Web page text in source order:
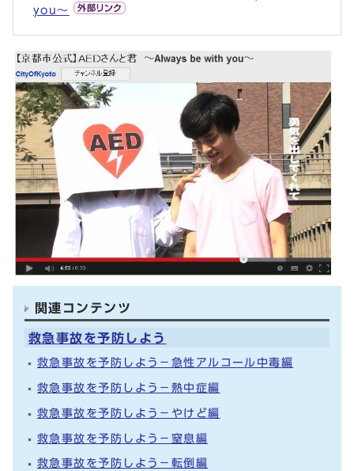
you～
関連コンテンツ
救急事故を予防しよう
救急事故を予防しよう－急性アルコール中毒編
救急事故を予防しよう－熱中症編
救急事故を予防しよう－やけど編
救急事故を予防しよう－窒息編
救急事故を予防しよう－転倒編